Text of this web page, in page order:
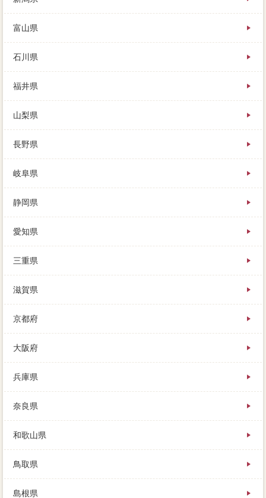
今は話し合いによって依頼を抹消し、具体的な業者の
選び方、家 売りたいした方が良い場合もあります。
く。
富山県
石川県
福井県
山梨県
長野県
岐阜県
静岡県
愛知県
三重県
滋賀県
京都府
大阪府
兵庫県
奈良県
和歌山県
鳥取県
島根県